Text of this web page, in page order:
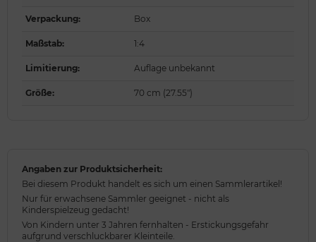
Verpackung: Box
Maßstab: 1:4
Limitierung: Auflage unbekannt
Größe: 70 cm (27.55")
Angaben zur Produktsicherheit:
Bei diesem Produkt handelt es sich um einen Sammlerartikel!
Nur für erwachsene Sammler geeignet - nicht als
Kinderspielzeug gedacht!
Von Kindern unter 3 Jahren fernhalten - Erstickungsgefahr
aufgrund verschluckbarer Kleinteile.